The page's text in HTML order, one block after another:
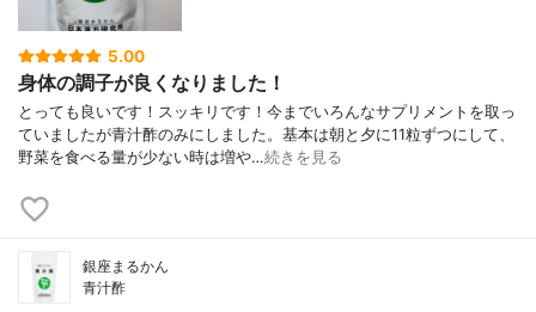
5.00
身体の調子が良くなりました！
とっても良いです！スッキリです！今までいろんなサプリメントを取っ
ていましたが青汁酢のみにしました。基本は朝と夕に11粒ずつにして、
野菜を食べる量が少ない時は増や…続きを見る
銀座まるかん
青汁酢